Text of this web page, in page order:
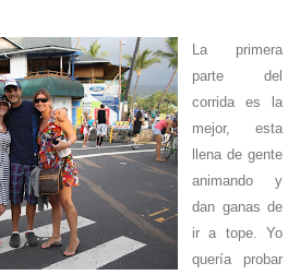
La primera
parte del
corrida es la
mejor, esta
llena de gente
animando y
dan ganas de
ir a tope. Yo
quería probar